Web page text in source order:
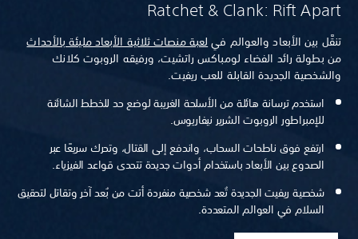
Ratchet & Clank: Rift Apart
تنقَّل بين الأبعاد والعوالم في لعبة منصات ثلاثية الأبعاد مليئة بالأحداث
من بطولة رائد الفضاء لومباكس راتشيت، ورفيقه الروبوت كلانك
والشخصية الجديدة القابلة للعب ريفيت.
استخدم ترسانة هائلة من الأسلحة الغريبة لوضع حد للخطط الشائنة
للإمبراطور الروبوت الشرير نيفاريوس.
ارتفع فوق ناطحات السحاب، واندفع إلى القتال، وتحرك سريعًا عبر
الصدوع بين الأبعاد باستخدام أدوات جديدة تتحدى قواعد الفيزياء.
شخصية ريفيت الجديدة تُعد شخصية منفردة أتت من بُعد آخر وتقاتل لتحقيق
السلام في العوالم المتعددة.